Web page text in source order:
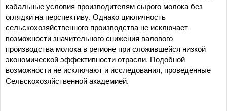
кабальные условия производителям сырого молока без
оглядки на перспективу. Однако цикличность
сельскохозяйственного производства не исключает
возможности значительного снижения валового
производства молока в регионе при сложившейся низкой
экономической эффективности отрасли. Подобной
возможности не исключают и исследования, проведенные
Сельскохозяйственной академией.